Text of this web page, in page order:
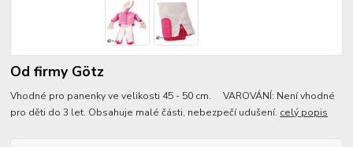
Od firmy Götz
Vhodné pro panenky ve velikosti 45 - 50 cm. VAROVÁNÍ: Není vhodné
pro děti do 3 let. Obsahuje malé části, nebezpečí udušení. celý popis